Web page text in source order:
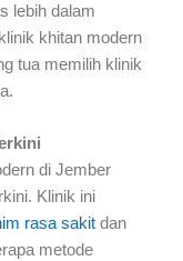
lebih dalam
khitan modern
tua memilih klinik
di Jember
Klinik ini
rasa sakit dan
metode